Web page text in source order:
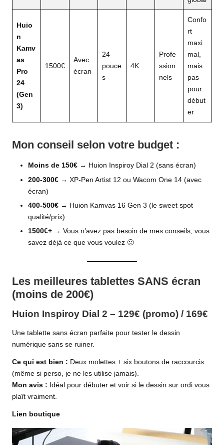
Huio
n
Kamv
as
Pro
24
(Gen
3)
1500€
Avec
écran
24
pouce
s
4K
Profe
ssion
nels
Confo
rt
maxi
mal,
mais
pas
pour
début
er
Mon conseil selon votre budget :
Moins de 150€ → Huion Inspiroy Dial 2 (sans écran)
200-300€ → XP-Pen Artist 12 ou Wacom One 14 (avec
écran)
400-500€ → Huion Kamvas 16 Gen 3 (le sweet spot
qualité/prix)
1500€+ → Vous n’avez pas besoin de mes conseils, vous
savez déjà ce que vous voulez 🙂
Les meilleures tablettes SANS écran
(moins de 200€)
Huion Inspiroy Dial 2 – 129€ (promo) / 169€
Une tablette sans écran parfaite pour tester le dessin
numérique sans se ruiner.
Ce qui est bien : Deux molettes + six boutons de raccourcis
(même si perso, je ne les utilise jamais).
Mon avis : Idéal pour débuter et voir si le dessin sur ordi vous
plaît vraiment.
Lien boutique